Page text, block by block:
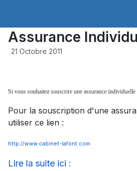
Assurance
21 Octobre 2011
Si vous souhaitez souscrire une assurance
Pour la souscription d'une
utiliser ce lien :
http://www.cabinet-lafont.com
Lire la suite ici :